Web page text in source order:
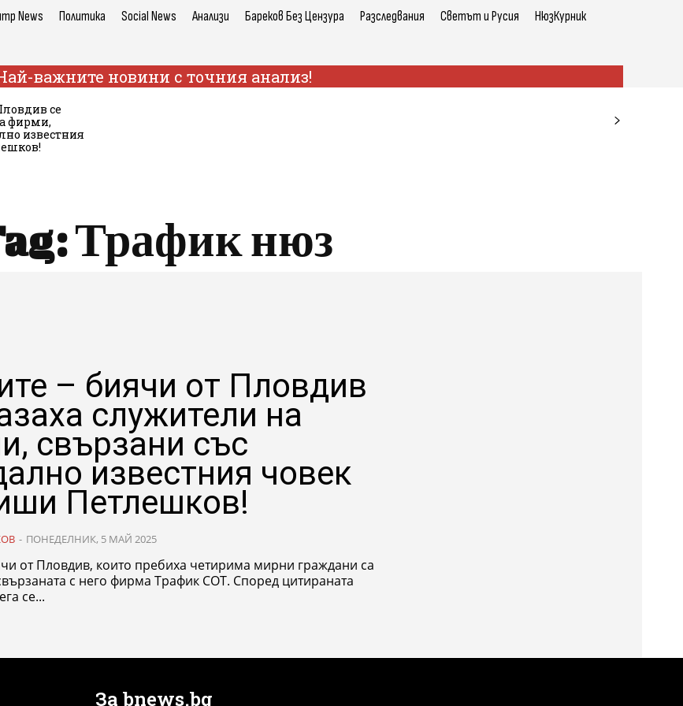
News Политика Social News Анализи Бареков Без Цензура Разследвания Светът и Русия НюзКурник
важните новини с точния анализ!
се
фирми,
известния
Трафик нюз
– биячи от Пловдив
служители на
свързани със
известния човек
Петлешков!
- ПОНЕДЕЛНИК, 5 МАЙ 2025
от Пловдив, които пребиха четирима мирни граждани са
с него фирма Трафик СОТ. Според цитираната
се...
За bnews.bg